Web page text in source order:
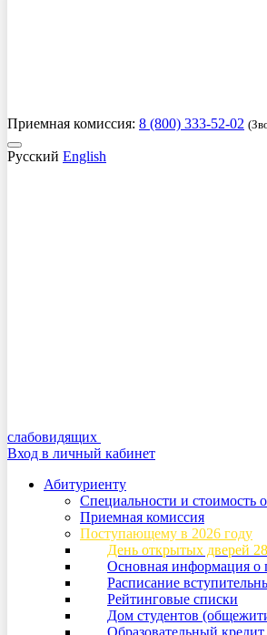
Приемная комиссия: 8 (800) 333-52-02
Русский English
слабовидящих
Вход в личный кабинет
Абитуриенту
Специальности и стоимость
Приемная комиссия
Поступающему в 2026 году
День открытых дверей
Основная информация о
Расписание
Рейтинговые списки
Дом студентов
Образовательный кредит